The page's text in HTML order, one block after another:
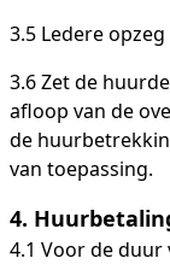
3.5 Ledere
3.6 Zet de
afloop van de
de
van toepassing.
4.
4.1 Voor de